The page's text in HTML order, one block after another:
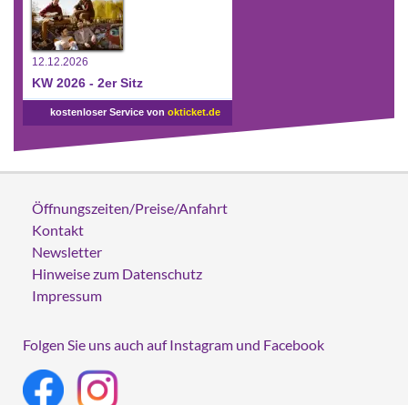
12.12.2026
KW 2026 - 2er Sitz
kostenloser Service von okticket.de
Öffnungszeiten/Preise/Anfahrt
Kontakt
Newsletter
Hinweise zum Datenschutz
Impressum
Folgen Sie uns auch auf Instagram und Facebook